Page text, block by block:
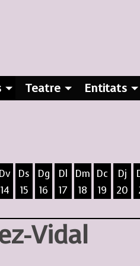
Teatre Entitats
Dv
14
Ds
15
Dg
16
Dl
17
Dm
18
Dc
19
Dj
20
Vidal